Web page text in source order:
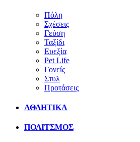
Πόλη
Σχέσεις
Γεύση
Ταξίδι
Ευεξία
Pet Life
Γονείς
Στυλ
Προτάσεις
ΑΘΛΗΤΙΚΑ
ΠΟΛΙΤΣΜΟΣ